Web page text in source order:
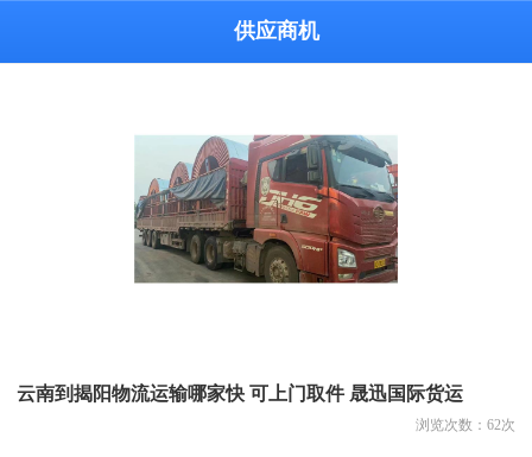
供应商机
云南到揭阳物流运输哪家快 可上门取件 晟迅国际货运
浏览次数： 62次